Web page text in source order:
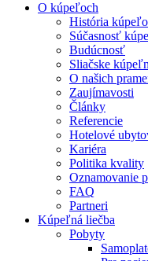
O kúpeľoch
História
Súčasnosť
Budúcnosť
Sliačske
O našich
Zaujímavosti
Články
Referencie
Hotelové
Kariéra
Politika kvality
Oznamovanie
FAQ
Partneri
Kúpeľná liečba
Pobyty